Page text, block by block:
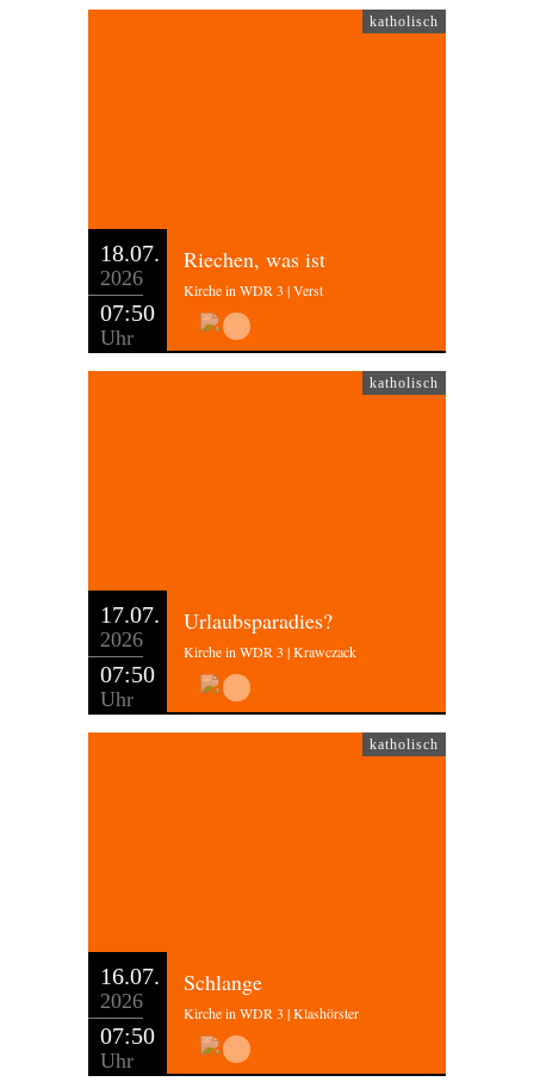
katholisch
18.07.
2026
07:50
Uhr
Riechen, was ist
Kirche in WDR 3 | Verst
katholisch
17.07.
2026
07:50
Uhr
Urlaubsparadies?
Kirche in WDR 3 | Krawczack
katholisch
16.07.
2026
07:50
Uhr
Schlange
Kirche in WDR 3 | Klashörster